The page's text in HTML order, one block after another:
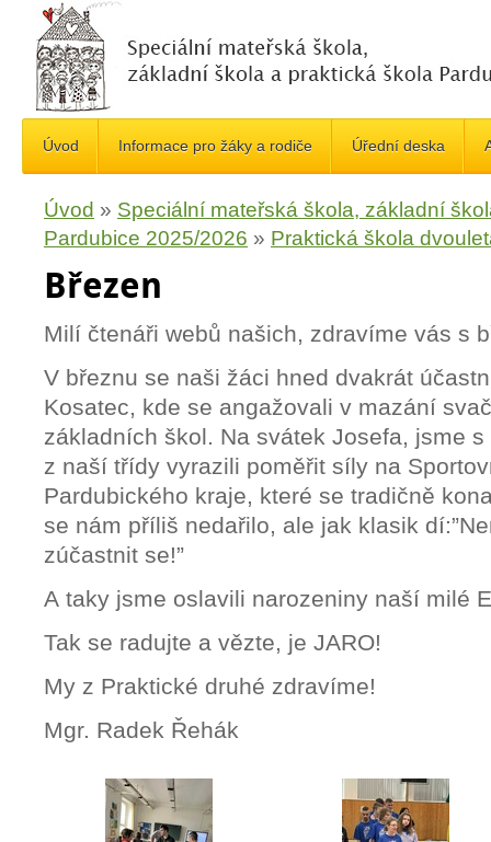
Úvod Informace pro žáky a rodiče Úřední deska
Úvod » Speciální mateřská škola, základní
Pardubice 2025/2026 » Praktická škola
Březen
Milí čtenáři webů našich, zdravíme vás s
V březnu se naši žáci hned dvakrát
Kosatec, kde se angažovali v mazání
základních škol. Na svátek Josefa, jsme
z naší třídy vyrazili poměřit síly na
Pardubického kraje, které se tradičně
se nám příliš nedařilo, ale jak klasik
zúčastnit se!”
A taky jsme oslavili narozeniny naší milé
Tak se radujte a vězte, je JARO!
My z Praktické druhé zdravíme!
Mgr. Radek Řehák